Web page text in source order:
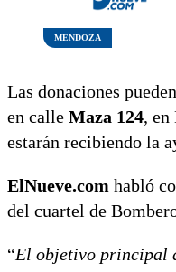
MENDOZA
Las donaciones
en calle Maza 124, en
estarán recibiendo la
ElNueve.com habló
del cuartel de
“El objetivo principal